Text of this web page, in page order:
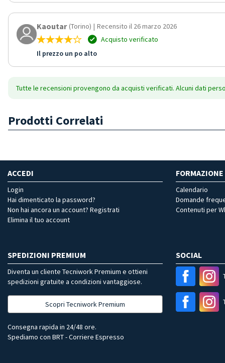
Kaoutar (Torino) | Recensito il 26 marzo 2026
Acquisto verificato
Il prezzo un po alto
Tutte le recensioni provengono da acquisti verificati. Alcuni dati
Prodotti Correlati
ACCEDI
Login
Hai dimenticato la password?
Non hai ancora un account? Registrati
Elimina il tuo account
FORMAZIONE
Calendario
Domande
Contenuti per
SPEDIZIONI PREMIUM
Diventa un cliente Tecniwork Premium e ottieni
spedizioni gratuite a condizioni vantaggiose.
Scopri Tecniwork Premium
Consegna rapida in 24/48 ore.
Spediamo con BRT - Corriere Espresso
SOCIAL